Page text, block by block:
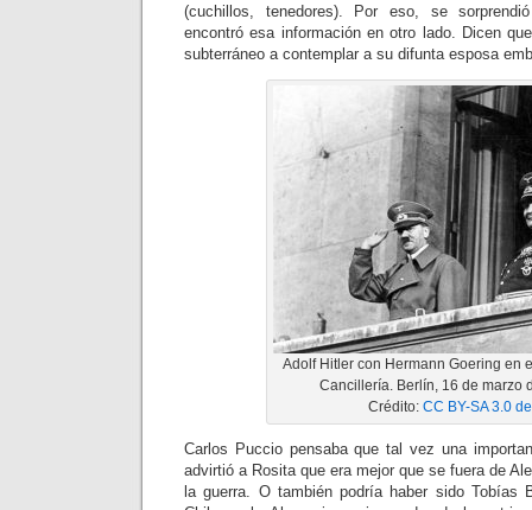
(cuchillos, tenedores). Por eso, se
encontró esa información en otro lado. Dicen
subterráneo a contemplar a su difunta esposa
Adolf Hitler con Hermann Goering en
Cancillería. Berlín, 16 de marzo
Crédito: CC BY-SA 3.0 de
Carlos Puccio pensaba que tal vez una
advirtió a Rosita que era mejor que se fuera de
la guerra. O también podría haber sido Tobías